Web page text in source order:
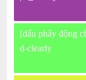
[dấu phẩy động
d-clearly